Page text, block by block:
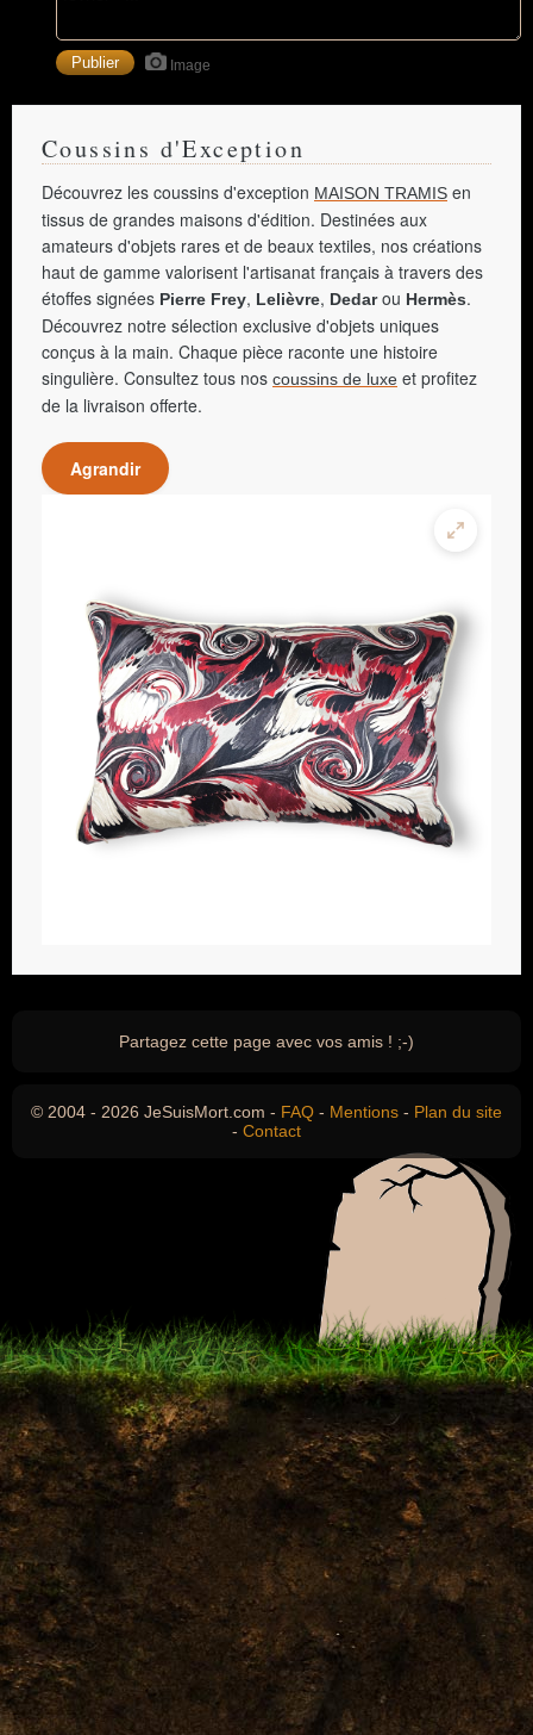
Image
Coussins d'Exception
Découvrez les coussins d'exception MAISON TRAMIS en
tissus de grandes maisons d'édition. Destinées aux
amateurs d'objets rares et de beaux textiles, nos créations
haut de gamme valorisent l'artisanat français à travers des
étoffes signées Pierre Frey, Lelièvre, Dedarou Hermès.
Découvrez notre sélection exclusive d'objets uniques
conçus à la main. Chaque pièce raconte une histoire
singulière. Consultez tous nos coussins de luxe et profitez
de la livraison offerte.
Agrandir
Partagez cette page avec vos amis ! ;-)
© 2004 - 2026 JeSuisMort.com - FAQ - Mentions - Plan du site
- Contact